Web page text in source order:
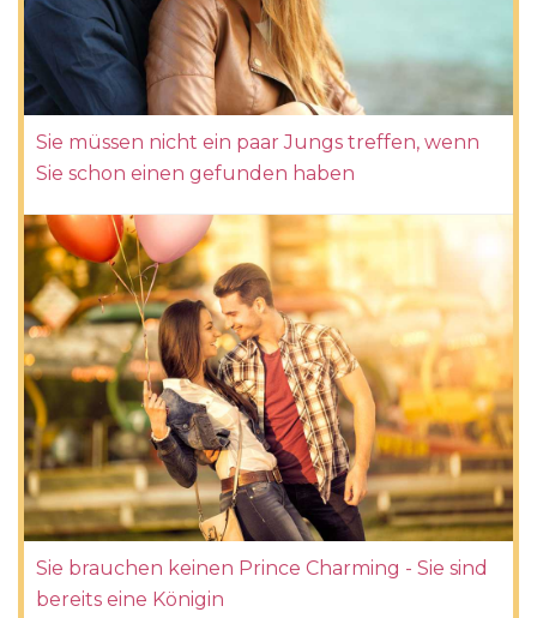
Sie müssen nicht ein paar Jungs treffen, wenn
Sie schon einen gefunden haben
Sie brauchen keinen Prince Charming - Sie sind
bereits eine Königin